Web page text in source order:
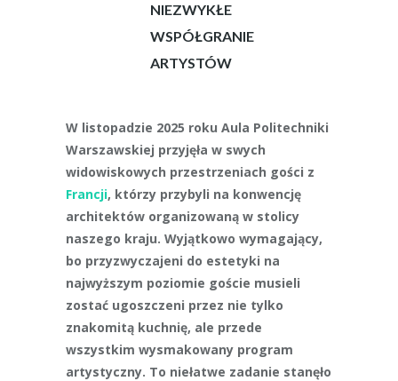
NIEZWYKŁE
WSPÓŁGRANIE
ARTYSTÓW
W listopadzie 2025 roku Aula Politechniki
Warszawskiej przyjęła w swych
widowiskowych przestrzeniach gości z
Francji, którzy przybyli na konwencję
architektów organizowaną w stolicy
naszego kraju. Wyjątkowo wymagający,
bo przyzwyczajeni do estetyki na
najwyższym poziomie goście musieli
zostać ugoszczeni przez nie tylko
znakomitą kuchnię, ale przede
wszystkim wysmakowany program
artystyczny. To niełatwe zadanie stanęło